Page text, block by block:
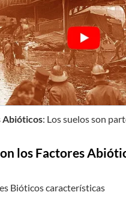
Abióticos: Los suelos son
los Factores